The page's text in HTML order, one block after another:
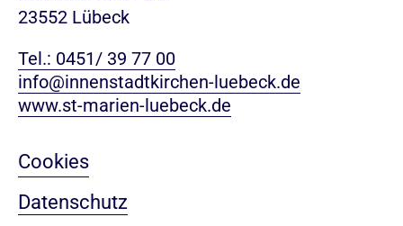
23552 Lübeck
Tel.: 0451/ 39 77 00
info@innenstadtkirchen-luebeck.de
www.st-marien-luebeck.de
Cookies
Datenschutz